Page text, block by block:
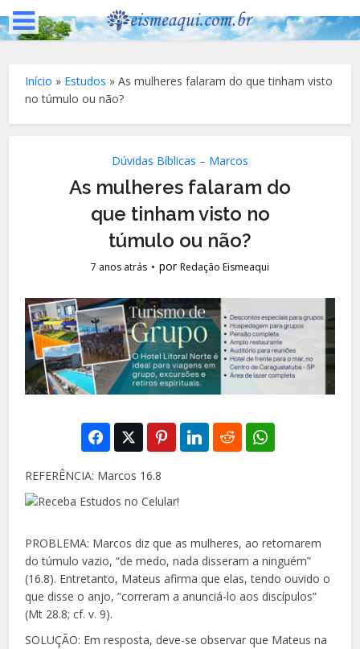
Início » Estudos »As mulheres falaram do que tinham visto
no túmulo ou não?
Dúvidas Bíblicas – Marcos
As mulheres falaram do
que tinham visto no
túmulo ou não?
7 anos atrás porRedação Eismeaqui
REFERÊNCIA: Marcos 16.8
PROBLEMA: Marcos diz que as mulheres, ao retornarem
do túmulo vazio, “de medo, nada disseram a ninguém”
(16.8). Entretanto, Mateus afirma que elas, tendo ouvido o
que disse o anjo, “correram a anunciá-lo aos discípulos”
(Mt 28.8; cf. v. 9).
SOLUÇÃO: Em resposta, deve-se observar que Mateus na